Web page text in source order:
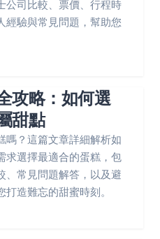
公司比較、票價、行程時
經驗與常見問題，幫助您
攻略：如何選
甜點
嗎？這篇文章詳細解析如
求選擇最適合的蛋糕，包
、常見問題解答，以及避
造難忘的甜蜜時刻。